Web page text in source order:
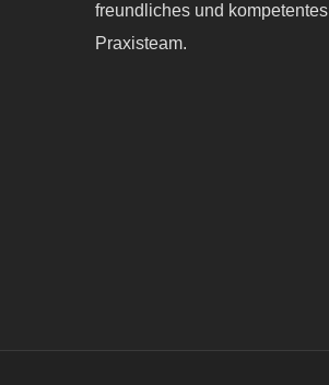
freundliches und kompetentes
Praxisteam.